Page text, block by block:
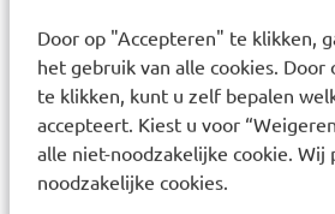
Door op "Accepteren" te klikken,
het gebruik van alle cookies. Door
te klikken, kunt u zelf bepalen
accepteert. Kiest u voor
alle niet-noodzakelijke cookie. Wij
noodzakelijke cookies.
hydroxyacetophenone •
ethane sulfonic acid • caprylyl
trisodium ethylenediamine
gum • polysorbate 80 •
acryloyldimethyltaurate
acrylates/c10-30 alkyl acrylate